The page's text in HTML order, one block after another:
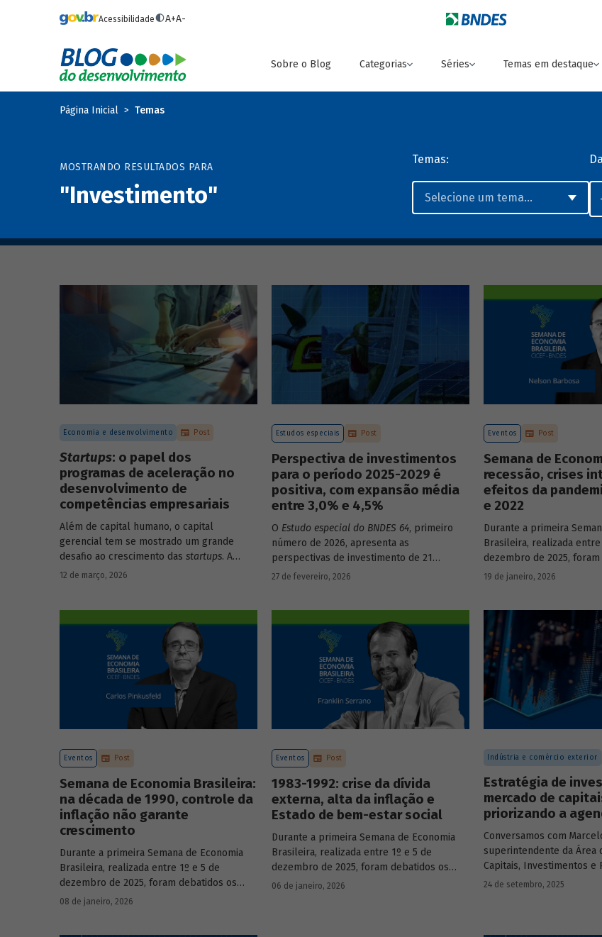
Acessibilidade A+A-
Sobre o Blog Categorias Séries Temas em destaque
Página Inicial Temas
MOSTRANDO RESULTADOS PARA
"Investimento"
Temas:
Economia e desenvolvimento Post
Startups: o papel dos
programas de aceleração no
desenvolvimento de
competências empresariais
Além de capital humano, o capital
gerencial tem se mostrado um grande
desafio ao crescimento das startups. A
avaliação do BNDES Garagem demonstra
12 de março, 2026
Estudos especiais Post
Perspectiva de investimentos
para o período 2025-2029 é
positiva, com expansão média
entre 3,0% e 4,5%
O Estudo especial do BNDES 64, primeiro
número de 2026, apresenta as
perspectivas de investimento de 21
setores da economia brasileira para o
27 de fevereiro, 2026
Eventos Post
Semana de
recessão, crises
efeitos da
e 2022
Durante a primeira
Brasileira, realizada entre
dezembro de 2025,
principais temas que
renomados.
19 de janeiro, 2026
Eventos Post
Semana de Economia Brasileira:
na década de 1990, controle da
inflação não garante
crescimento
Durante a primeira Semana de Economia
Brasileira, realizada entre 1º e 5 de
dezembro de 2025, foram debatidos os
principais temas que marcaram a economia
08 de janeiro, 2026
Eventos Post
1983-1992: crise da dívida
externa, alta da inflação e
Estado de bem-estar social
Durante a primeira Semana de Economia
Brasileira, realizada entre 1º e 5 de
dezembro de 2025, foram debatidos os
principais temas que marcaram a economia
06 de janeiro, 2026
Indústria e comércio exterior
Estratégia de
mercado de
priorizando a
Conversamos com
superintendente da Área
Capitais, Investimentos e
BNDES, e representantes
24 de setembro, 2025